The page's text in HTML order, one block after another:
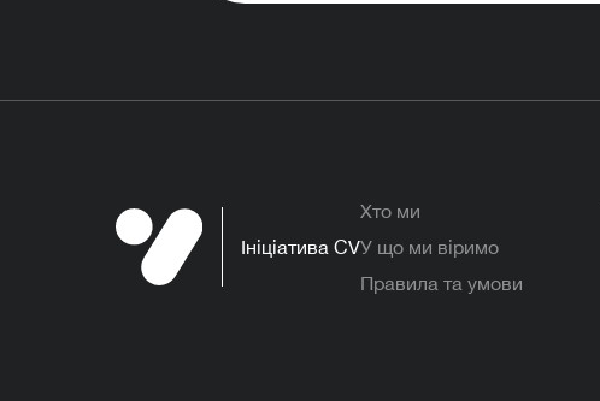
Ініціатива CV
Хто ми
У що ми віримо
Правила та умови